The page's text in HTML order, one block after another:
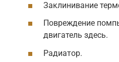
Заклинивание
Повреждение
двигатель здесь.
Радиатор.